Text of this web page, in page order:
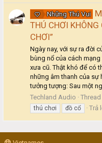
Những Thú Vui
THÚ CHƠI KHÔNG
CHƠI”
Ngày nay, với sự ra đời
bùng nổ của cách
xưa cũ. Thật khó để có
những âm thanh của sự
tưởng tượng: Sau một
Techland Audio
Thread
thú chơi
đồ cổ Trả